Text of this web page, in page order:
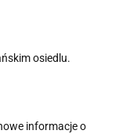
osiedlu.
informacje o